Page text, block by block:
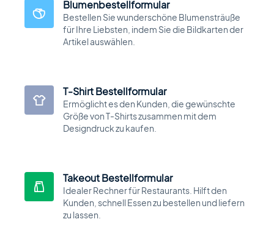
Motors
Automobilhandels- und Kleinanzeige-
Theme
Create a ready-to-use website fast
Blumenbestellformular
Bestellen Sie wunderschöne Blumensträuße
für Ihre Liebsten, indem Sie die Bildkarten der
Artikel auswählen.
T-Shirt Bestellformular
Ermöglicht es den Kunden, die gewünschte
Größe von T-Shirts zusammen mit dem
Designdruck zu kaufen.
Takeout Bestellformular
Idealer Rechner für Restaurants. Hilft den
Kunden, schnell Essen zu bestellen und liefern
zu lassen.